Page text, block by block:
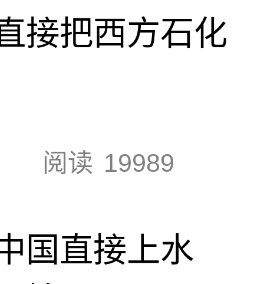
接把西方石化
阅读 19989
国直接上水